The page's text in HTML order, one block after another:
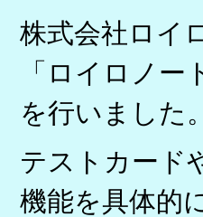
株式会社ロイ
「ロイロノ
を行いました
テストカード
機能を具体的